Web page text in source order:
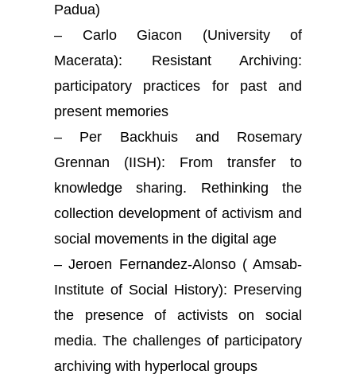
Padua)
– Carlo Giacon (University of
Macerata): Resistant Archiving:
participatory practices for past and
present memories
– Per Backhuis and Rosemary
Grennan (IISH): From transfer to
knowledge sharing. Rethinking the
collection development of activism and
social movements in the digital age
– Jeroen Fernandez-Alonso ( Amsab-
Institute of Social History): Preserving
the presence of activists on social
media. The challenges of participatory
archiving with hyperlocal groups